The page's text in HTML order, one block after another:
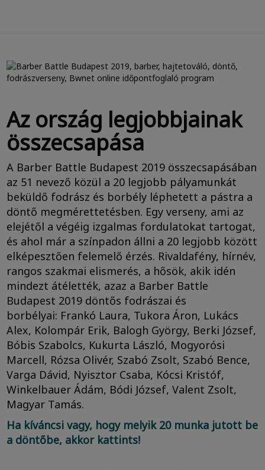
Az ország legjobbjainak
összecsapása
A Barber Battle Budapest 2019 összecsapásában
az 51 nevező közül a 20 legjobb pályamunkát
beküldő fodrász és borbély léphetett a pástra a
döntő megmérettetésben. Egy verseny, ami az
elejétől a végéig izgalmas fordulatokat tartogat,
és ahol már a színpadon állni a 20 legjobb között
elképesztően felemelő érzés. Rivaldafény, hírnév,
rangos szakmai elismerés, a hősök, akik idén
mindezt átélették, azaz a Barber Battle
Budapest 2019 döntős fodrászai és
borbélyai: Frankó Laura, Tukora Áron, Lukács
Alex, Kolompár Erik, Balogh György, Berki József,
Bóbis Szabolcs, Kukurta László, Mogyorósi
Marcell, Rózsa Olivér, Szabó Zsolt, Szabó Bence,
Varga Dávid, Nyisztor Csaba, Kócsi Kristóf,
Winkelbauer Ádám, Bódi József, Valent Zsolt,
Magyar Tamás.
Ha kíváncsi vagy, hogy melyik 20 munka jutott be
a döntőbe, akkor kattints!